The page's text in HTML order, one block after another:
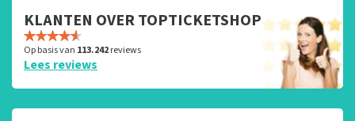
KLANTEN OVER TOPTICKETSHOP
Op basis van 113.242reviews
Lees reviews